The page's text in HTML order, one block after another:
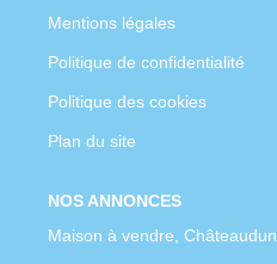
Mentions légales
Politique de confidentialité
Politique des cookies
Plan du site
NOS ANNONCES
Maison à vendre, Châteaudun